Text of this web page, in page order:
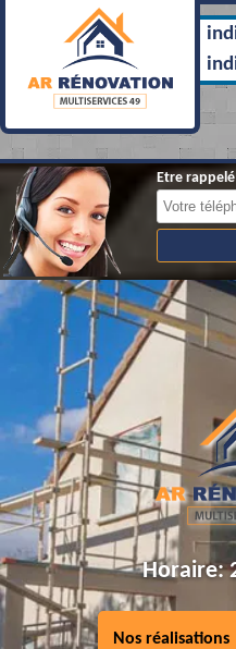
Etre
Horaire:
Nos réalisations